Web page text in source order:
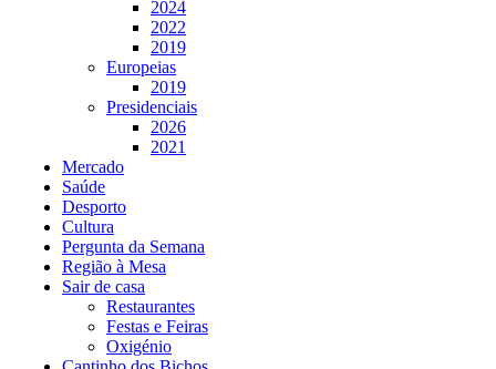
2024
2022
2019
Europeias
2019
Presidenciais
2026
2021
Mercado
Saúde
Desporto
Cultura
Pergunta da Semana
Região à Mesa
Sair de casa
Restaurantes
Festas e Feiras
Oxigénio